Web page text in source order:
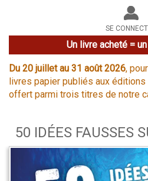
le
site
SE
Un livre acheté =
Du 20 juillet au 31 août 2026,
livres papier publiés aux
offert parmi trois titres de notre
50 IDÉES FAUSSES